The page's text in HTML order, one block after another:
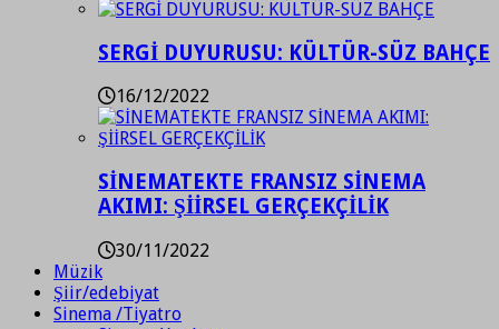
SERGİ DUYURUSU: KÜLTÜR-SÜZ BAHÇE
16/12/2022
SİNEMATEKTE FRANSIZ SİNEMA
AKIMI: ŞİİRSEL GERÇEKÇİLİK
30/11/2022
Müzik
Şiir/edebiyat
Sinema /Tiyatro